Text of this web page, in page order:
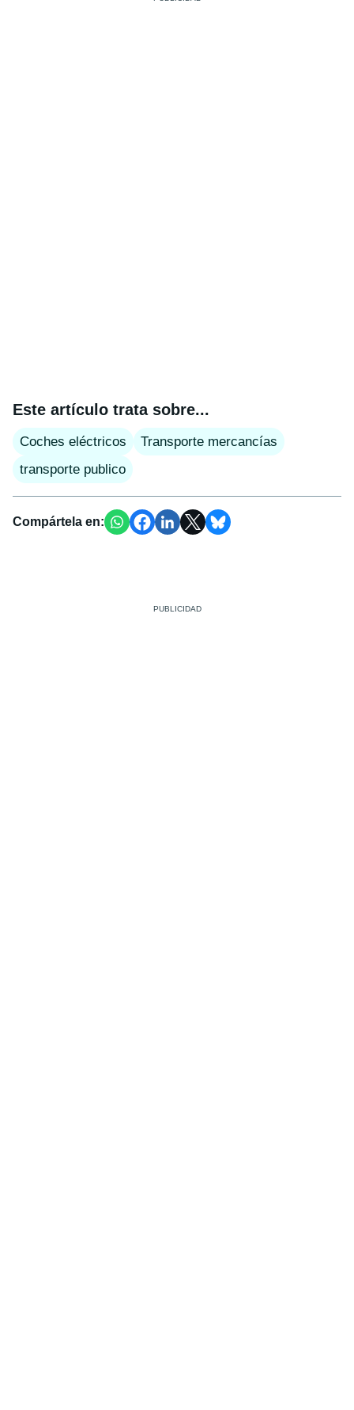
Este artículo trata sobre...
Coches eléctricos
Transporte mercancías
transporte publico
Compártela en: